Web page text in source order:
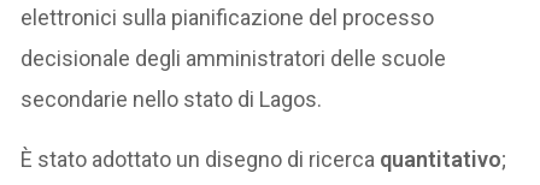
elettronici sulla pianificazione del processo
decisionale degli amministratori delle scuole
secondarie nello stato di Lagos.
È stato adottato un disegno di ricerca quantitativo;